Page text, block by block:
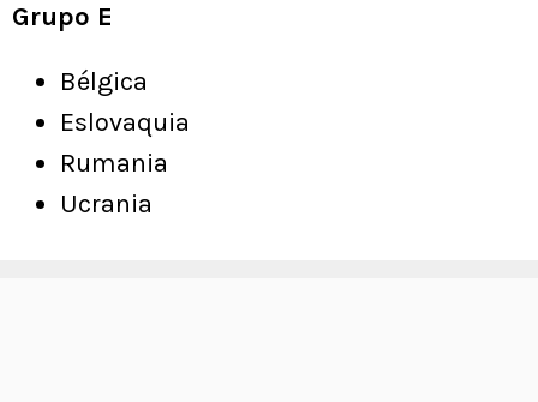
Grupo E
Bélgica
Eslovaquia
Rumania
Ucrania